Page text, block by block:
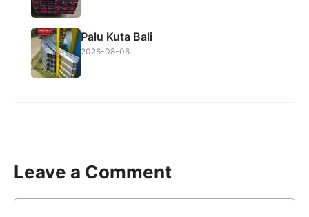
Palu Kuta Bali
2026-08-06
Leave a Comment
Comment